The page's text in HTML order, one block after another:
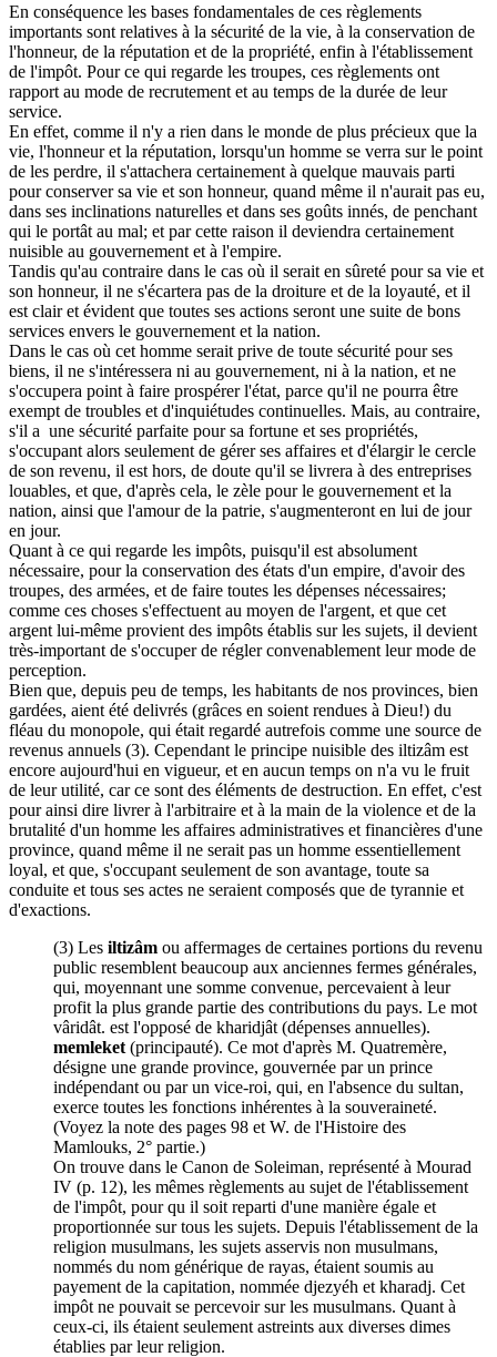
En conséquence les bases fondamentales de ces règlements
importants sont relatives à la sécurité de la vie, à la conservation de
l'honneur, de la réputation et de la propriété, enfin à l'établissement
de l'impôt. Pour ce qui regarde les troupes, ces règlements ont
rapport au mode de recrutement et au temps de la durée de leur
service.
En effet, comme il n'y a rien dans le monde de plus précieux que la
vie, l'honneur et la réputation, lorsqu'un homme se verra sur le point
de les perdre, il s'attachera certainement à quelque mauvais parti
pour conserver sa vie et son honneur, quand même il n'aurait pas eu,
dans ses inclinations naturelles et dans ses goûts innés, de penchant
qui le portât au mal; et par cette raison il deviendra certainement
nuisible au gouvernement et à l'empire.
Tandis qu'au contraire dans le cas où il serait en sûreté pour sa vie et
son honneur, il ne s'écartera pas de la droiture et de la loyauté, et il
est clair et évident que toutes ses actions seront une suite de bons
services envers le gouvernement et la nation.
Dans le cas où cet homme serait prive de toute sécurité pour ses
biens, il ne s'intéressera ni au gouvernement, ni à la nation, et ne
s'occupera point à faire prospérer l'état, parce qu'il ne pourra être
exempt de troubles et d'inquiétudes continuelles. Mais, au contraire,
s'il a une sécurité parfaite pour sa fortune et ses propriétés,
s'occupant alors seulement de gérer ses affaires et d'élargir le cercle
de son revenu, il est hors, de doute qu'il se livrera à des entreprises
louables, et que, d'après cela, le zèle pour le gouvernement et la
nation, ainsi que l'amour de la patrie, s'augmenteront en lui de jour
en jour.
Quant à ce qui regarde les impôts, puisqu'il est absolument
nécessaire, pour la conservation des états d'un empire, d'avoir des
troupes, des armées, et de faire toutes les dépenses nécessaires;
comme ces choses s'effectuent au moyen de l'argent, et que cet
argent lui-même provient des impôts établis sur les sujets, il devient
très-important de s'occuper de régler convenablement leur mode de
perception.
Bien que, depuis peu de temps, les habitants de nos provinces, bien
gardées, aient été delivrés (grâces en soient rendues à Dieu!) du
fléau du monopole, qui était regardé autrefois comme une source de
revenus annuels (3). Cependant le principe nuisible des iltizâm est
encore aujourd'hui en vigueur, et en aucun temps on n'a vu le fruit
de leur utilité, car ce sont des éléments de destruction. En effet, c'est
pour ainsi dire livrer à l'arbitraire et à la main de la violence et de la
brutalité d'un homme les affaires administratives et financières d'une
province, quand même il ne serait pas un homme essentiellement
loyal, et que, s'occupant seulement de son avantage, toute sa
conduite et tous ses actes ne seraient composés que de tyrannie et
d'exactions.
(3) Les iltizâm ou affermages de certaines portions du revenu
public resemblent beaucoup aux anciennes fermes générales,
qui, moyennant une somme convenue, percevaient à leur
profit la plus grande partie des contributions du pays. Le mot
vâridât. est l'opposé de kharidjât (dépenses annuelles).
memleket (principauté). Ce mot d'après M. Quatremère,
désigne une grande province, gouvernée par un prince
indépendant ou par un vice-roi, qui, en l'absence du sultan,
exerce toutes les fonctions inhérentes à la souveraineté.
(Voyez la note des pages 98 et W. de l'Histoire des
Mamlouks, 2° partie.)
On trouve dans le Canon de Soleiman, représenté à Mourad
IV (p. 12), les mêmes règlements au sujet de l'établissement
de l'impôt, pour qu il soit reparti d'une manière égale et
proportionnée sur tous les sujets. Depuis l'établissement de la
religion musulmans, les sujets asservis non musulmans,
nommés du nom générique de rayas, étaient soumis au
payement de la capitation, nommée djezyéh et kharadj. Cet
impôt ne pouvait se percevoir sur les musulmans. Quant à
ceux-ci, ils étaient seulement astreints aux diverses dimes
établies par leur religion.